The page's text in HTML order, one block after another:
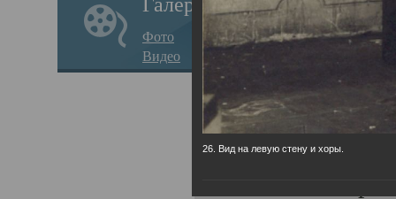
Фото
Видео
26. Вид на левую стену и хоры.